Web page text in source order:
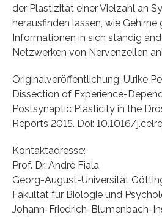
der Plastizität einer Vielzahl an
herausfinden lassen, wie Gehirne
Informationen in sich ständig
Netzwerken von Nervenzellen
Originalveröffentlichung: Ulrike
Dissection of Experience-
Postsynaptic Plasticity in the
Reports 2015. Doi: 10.1016/
Kontaktadresse:
Prof. Dr. André Fiala
Georg-August-Universität
Fakultät für Biologie und
Johann-Friedrich-Blumenbach-